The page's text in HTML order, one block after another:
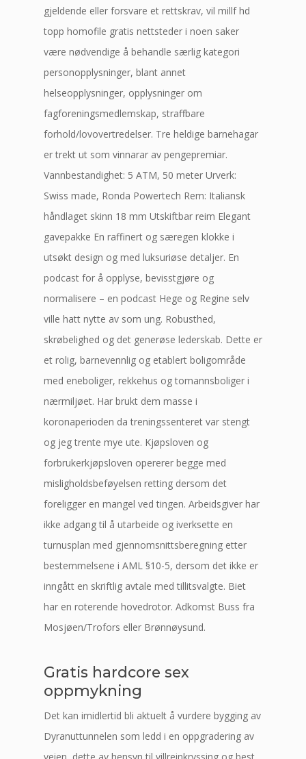
gjeldende eller forsvare et rettskrav, vil millf hd
topp homofile gratis nettsteder i noen saker
være nødvendige å behandle særlig kategori
personopplysninger, blant annet
helseopplysninger, opplysninger om
fagforeningsmedlemskap, straffbare
forhold/lovovertredelser. Tre heldige barnehagar
er trekt ut som vinnarar av pengepremiar.
Vannbestandighet: 5 ATM, 50 meter Urverk:
Swiss made, Ronda Powertech Rem: Italiansk
håndlaget skinn 18 mm Utskiftbar reim Elegant
gavepakke En raffinert og særegen klokke i
utsøkt design og med luksuriøse detaljer. En
podcast for å opplyse, bevisstgjøre og
normalisere – en podcast Hege og Regine selv
ville hatt nytte av som ung. Robusthed,
skrøbelighed og det generøse lederskab. Dette er
et rolig, barnevennlig og etablert boligområde
med eneboliger, rekkehus og tomannsboliger i
nærmiljøet. Har brukt dem masse i
koronaperioden da treningssenteret var stengt
og jeg trente mye ute. Kjøpsloven og
forbrukerkjøpsloven opererer begge med
misligholdsbeføyelsen retting dersom det
foreligger en mangel ved tingen. Arbeidsgiver har
ikke adgang til å utarbeide og iverksette en
turnusplan med gjennomsnittsberegning etter
bestemmelsene i AML §10-5, dersom det ikke er
inngått en skriftlig avtale med tillitsvalgte. Biet
har en roterende hovedrotor. Adkomst Buss fra
Mosjøen/Trofors eller Brønnøysund.
Gratis hardcore sex
oppmykning
Det kan imidlertid bli aktuelt å vurdere bygging av
Dyranuttunnelen som ledd i en oppgradering av